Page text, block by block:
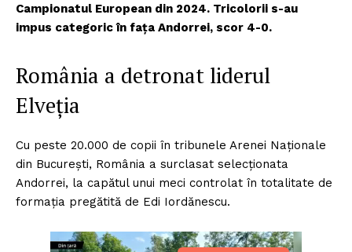
Campionatul European din 2024. Tricolorii s-au
impus categoric în fața Andorrei, scor 4-0.
România a detronat liderul
Elveția
Cu peste 20.000 de copii în tribunele Arenei Naționale
din București, România a surclasat selecționata
Andorrei, la capătul unui meci controlat în totalitate de
formația pregătită de Edi Iordănescu.